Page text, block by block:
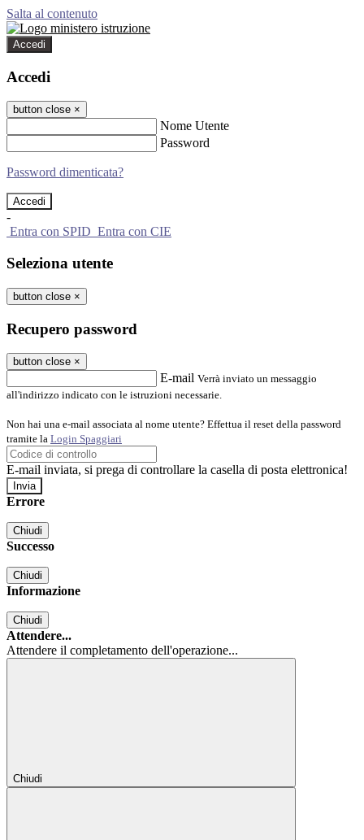
Salta al contenuto
Accedi
Accedi
button close ×
Nome Utente
Password
Password dimenticata?
-
Entra con SPID Entra con CIE
Seleziona utente
button close ×
Recupero password
button close ×
E-mail Verrà inviato un messaggio
all'indirizzo indicato con le istruzioni necessarie.
Non hai una e-mail associata al nome utente? Effettua il reset della password
tramite la Login Spaggiari
E-mail inviata, si prega di controllare la casella di posta elettronica!
Errore
Chiudi
Successo
Chiudi
Informazione
Chiudi
Attendere...
Attendere il completamento dell'operazione...
Chiudi